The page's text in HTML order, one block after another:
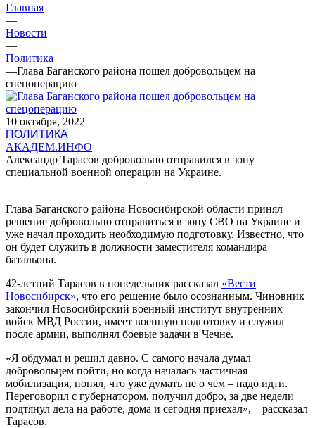
Главная
—
Новости
—
Политика
—Глава Баганского района пошел добровольцем на
спецоперацию
10 октября, 2022
ПОЛИТИКА
АКАДЕМ.ИНФО
Александр Тарасов добровольно отправился в зону
специальной военной операции на Украине.
Глава Баганского района Новосибирской области принял
решение добровольно отправиться в зону СВО на Украине и
уже начал проходить необходимую подготовку. Известно, что
он будет служить в должности заместителя командира
батальона.
42-летний Тарасов в понедельник рассказал «Вести
Новосибирск», что его решение было осознанным. Чиновник
закончил Новосибирский военный институт внутренних
войск МВД России, имеет военную подготовку и служил
после армии, выполнял боевые задачи в Чечне.
«Я обдумал и решил давно. С самого начала думал
добровольцем пойти, но когда началась частичная
мобилизация, понял, что уже думать не о чем – надо идти.
Переговорил с губернатором, получил добро, за две недели
подтянул дела на работе, дома и сегодня приехал», – рассказал
Тарасов.